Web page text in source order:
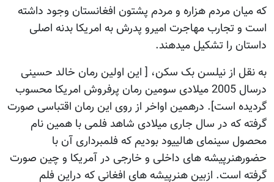
که میان مردم هزاره و مردم پشتون افغانستان وجود داشته
است و تجارب مهاجرت امیرو پدرش به امریکا بدنه اصلی
داستان را تشکیل میدهند.
به نقل از نیلسن بک سکن، [ این اولین رمان خالد حسینی
درسال 2005 میلادی سومین رمان پرفروش امریکا محسوب
گردیده است]. درهمین اواخر از روی این رمان اقتباسی صورت
گرفته که در سال جاری میلادی شاهد فلمی با همین نام
محصول سینمای هالییود بودیم که فلمبرداری آن با
حضورهنرپیشه های داخلی و خارجی در آمریکا و چین صورت
گرفته است. ازبین هنرپیشه های افغانی که دراین فلم